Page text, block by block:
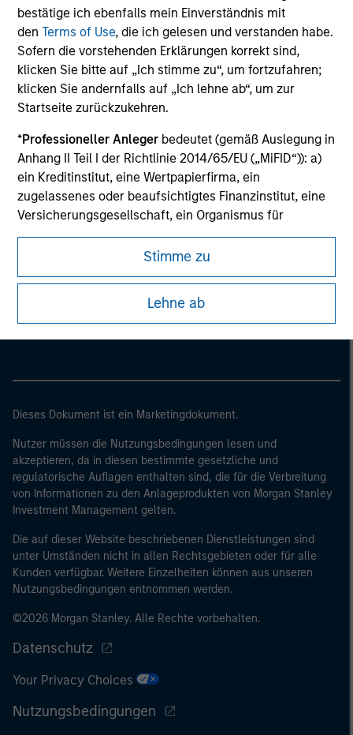
bestätige ich ebenfalls mein Einverständnis mit
denTerms of Use, die ich gelesen und verstanden habe.
Sofern die vorstehenden Erklärungen korrekt sind,
klicken Sie bitte auf „Ich stimme zu“, um fortzufahren;
klicken Sie andernfalls auf „Ich lehne ab“, um zur
Startseite zurückzukehren.
*Professioneller Anleger bedeutet (gemäß Auslegung in
Anhang II Teil I der Richtlinie 2014/65/EU („MiFID“)): a)
ein Kreditinstitut, eine Wertpapierfirma, ein
zugelassenes oder beaufsichtigtes Finanzinstitut, eine
Versicherungsgesellschaft, ein Organismus für
gemeinsame Anlagen oder dessen
Verwaltungsgesellschaft, ein Pensionsfonds oder
institutioneller Anleger, der in jedem Fall für die Tätigkeit
auf den Finanzmärkten zugelassen sein oder
Größenanforderungen auf Unternehmensbasis erfüllt: (i)
Nettoumsatzerlöse von 40 Mio. EUR oder (iii)
Eigenmittel von 2 Mio. EUR, das für eigene Rechnung
handelt; oder (c) eine nationale oder regionale
Regierung, einschließlich Stellen der staatlichen
Schuldenverwaltung auf nationaler oder regionaler
Ebene, Zentralbanken, internationaler und
supranationaler Einrichtungen wie die Weltbank, der
IWF, die EZB, die EIB und andere vergleichbare
internationale Organisationen, die auf eigene Rechnung
handeln.
Bitte beachten Sie, dass die Definition eines
professionellen Anlegers von der Definition der
dem aus auf die Website zugegriffen wird.
Stimme zu
Lehne ab
Please refer to the strategy detail page for important
information on the strategy, including additional risk
considerations.
Morgan Stanley
Morgan Stanley Careers
Dieses Dokument ist ein Marketingdokument.
Nutzer müssen die Nutzungsbedingungen lesen und
akzeptieren, da in diesen bestimmte gesetzliche und
regulatorische Auflagen enthalten sind, die für die Verbreitung
von Informationen zu den Anlageprodukten von Morgan Stanley
Investment Management gelten.
Die auf dieser Website beschriebenen Dienstleistungen sind
unter Umständen nicht in allen Rechtsgebieten oder für alle
Kunden verfügbar. Weitere Einzelheiten können aus unseren
Nutzungsbedingungen entnommen werden.
©2026 Morgan Stanley. Alle Rechte vorbehalten.
Datenschutz
Your Privacy Choices
Nutzungsbedingungen